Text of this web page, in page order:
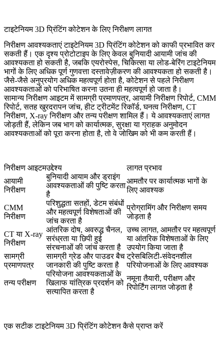
टाइटेनियम 3D प्रिंटिंग कोटेशन के लिए निरीक्षण लागत
निरीक्षण आवश्यकताएं टाइटेनियम 3D प्रिंटिंग कोटेशन को काफी प्रभावित कर
सकती हैं। एक दृश्य प्रोटोटाइप के लिए केवल बुनियादी आयामी जांच की
आवश्यकता हो सकती है, जबकि एयरोस्पेस, चिकित्सा या लोड-बेरिंग टाइटेनियम
भागों के लिए अधिक पूर्ण गुणवत्ता दस्तावेज़ीकरण की आवश्यकता हो सकती है।
जैसे-जैसे अनुप्रयोग अधिक महत्वपूर्ण होता है, कोटेशन से पहले निरीक्षण
आवश्यकताओं को परिभाषित करना उतना ही महत्वपूर्ण हो जाता है।
सामान्य निरीक्षण आइटम में सामग्री प्रमाणपत्र, आयामी निरीक्षण रिपोर्ट, CMM
रिपोर्ट, सतह खुरदरापन जांच, हीट ट्रीटमेंट रिकॉर्ड, घनत्व निरीक्षण, CT
निरीक्षण, X-ray निरीक्षण और तन्य परीक्षण शामिल हैं। ये आवश्यकताएं लागत
जोड़ती हैं, लेकिन जब भाग को कार्यात्मक, सुरक्षा या ग्राहक अनुमोदन
आवश्यकताओं को पूरा करना होता है, तो वे जोखिम को भी कम करती हैं।
निरीक्षण आइटमउद्देश्य
लागत प्रभाव
आयामी
निरीक्षण
बुनियादी आयाम और ड्राइंग
आवश्यकताओं की पुष्टि करता
है
आमतौर पर कार्यात्मक भागों के
लिए आवश्यक
CMM
निरीक्षण
परिशुद्धता सतहों, डेटम संबंधों
और महत्वपूर्ण विशेषताओं की
जांच करता है
प्रोग्रामिंग और निरीक्षण समय
जोड़ता है
CT या X-ray
निरीक्षण
आंतरिक दोष, अवरुद्ध चैनल,
सरंध्रता या छिपी हुई
संरचनाओं की जांच करता है
उच्च लागत, आमतौर पर महत्वपूर्ण
या आंतरिक विशेषताओं के लिए
उपयोग किया जाता है
सामग्री
प्रमाणपत्र
सामग्री ग्रेड और पाउडर बैच
जानकारी की पुष्टि करता है
ट्रेसबिलिटी-संवेदनशील
परियोजनाओं के लिए आवश्यक
तन्य परीक्षण
परियोजना आवश्यकताओं के
खिलाफ यांत्रिक प्रदर्शन को
सत्यापित करता है
नमूना तैयारी, परीक्षण और
रिपोर्टिंग लागत जोड़ता है
एक सटीक टाइटेनियम 3D प्रिंटिंग कोटेशन कैसे प्राप्त करें